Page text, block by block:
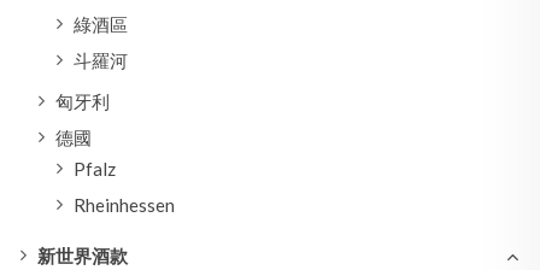
綠酒區
斗羅河
匈牙利
德國
Pfalz
Rheinhessen
新世界酒款